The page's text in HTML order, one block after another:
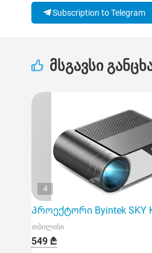
Subscription to Telegram
მსგავსი
4
Პროექტორი Byintek SKY
თბილისი
549 ₾